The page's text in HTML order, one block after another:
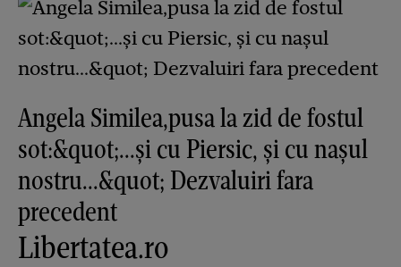
Angela Similea,pusa la zid de fostul
sot:&quot;...și cu Piersic, și cu nașul
nostru...&quot; Dezvaluiri fara
precedent
Libertatea.ro